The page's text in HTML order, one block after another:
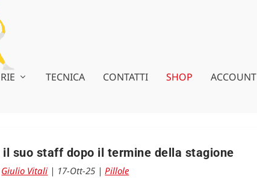
TECNICA CONTATTI SHOP ACCOUNT
suo staff dopo il termine della stagione
Giulio Vitali | 17-Ott-25 |Pillole